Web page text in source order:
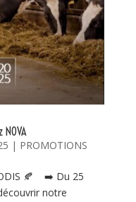
| PROMOTIONS
🍂 ➡️ Du 25
notre